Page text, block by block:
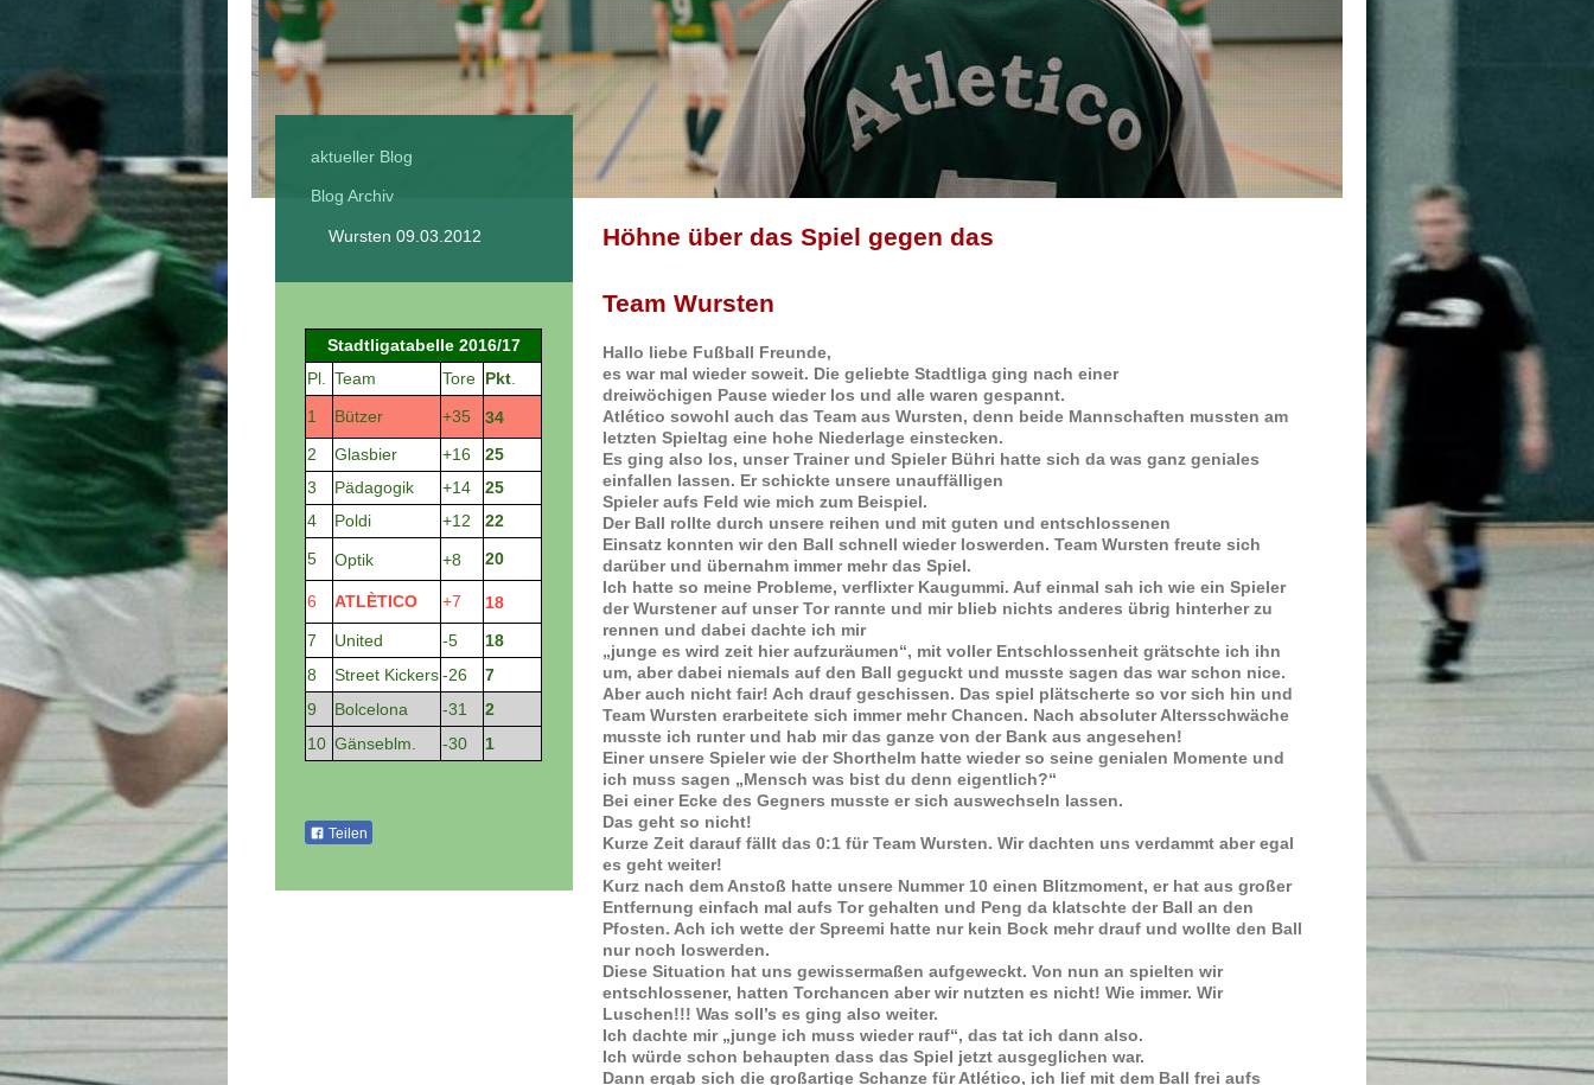
Höhne über das Spiel gegen das
Team Wursten
Hallo liebe Fußball Freunde,
es war mal wieder soweit. Die geliebte Stadtliga ging nach einer
dreiwöchigen Pause wieder los und alle waren gespannt.
Atlético sowohl auch das Team aus Wursten, denn beide Mannschaften mussten am
letzten Spieltag eine hohe Niederlage einstecken.
Es ging also los, unser Trainer und Spieler Bühri hatte sich da was ganz geniales
einfallen lassen. Er schickte unsere unauffälligen
Spieler aufs Feld wie mich zum Beispiel.
Der Ball rollte durch unsere reihen und mit guten und entschlossenen
Einsatz konnten wir den Ball schnell wieder loswerden. Team Wursten freute sich
darüber und übernahm immer mehr das Spiel.
Ich hatte so meine Probleme, verflixter Kaugummi. Auf einmal sah ich wie ein Spieler
der Wurstener auf unser Tor rannte und mir blieb nichts anderes übrig hinterher zu
rennen und dabei dachte ich mir
„junge es wird zeit hier aufzuräumen“, mit voller Entschlossenheit grätschte ich ihn
um, aber dabei niemals auf den Ball geguckt und musste sagen das war schon nice.
Aber auch nicht fair! Ach drauf geschissen. Das spiel plätscherte so vor sich hin und
Team Wursten erarbeitete sich immer mehr Chancen. Nach absoluter Altersschwäche
musste ich runter und hab mir das ganze von der Bank aus angesehen!
Einer unsere Spieler wie der Shorthelm hatte wieder so seine genialen Momente und
ich muss sagen „Mensch was bist du denn eigentlich?“
Bei einer Ecke des Gegners musste er sich auswechseln lassen.
Das geht so nicht!
Kurze Zeit darauf fällt das 0:1 für Team Wursten. Wir dachten uns verdammt aber egal
es geht weiter!
Kurz nach dem Anstoß hatte unsere Nummer 10 einen Blitzmoment, er hat aus großer
Entfernung einfach mal aufs Tor gehalten und Peng da klatschte der Ball an den
Pfosten. Ach ich wette der Spreemi hatte nur kein Bock mehr drauf und wollte den Ball
nur noch loswerden.
Diese Situation hat uns gewissermaßen aufgeweckt. Von nun an spielten wir
entschlossener, hatten Torchancen aber wir nutzten es nicht! Wie immer. Wir
Luschen!!! Was soll’s es ging also weiter.
Ich dachte mir „junge ich muss wieder rauf“, das tat ich dann also.
Ich würde schon behaupten dass das Spiel jetzt ausgeglichen war.
Dann ergab sich die großartige Schanze für Atlético, ich lief mit dem Ball frei aufs
aktueller Blog
Blog Archiv
Wursten 09.03.2012
Stadtligatabelle 2016/17
Pl.
Team Tore Pkt
1
Bützer +35
34
2
Glasbier +16
25
3
Pädagogik +14
25
4
Poldi +12
22
5
Optik +8 20
6 ATLÈTICO +7
18
7
United -5
18
8
Street Kickers-26
7
9
Bolcelona -31
2
10 Gänseblm. -30 1
Teilen